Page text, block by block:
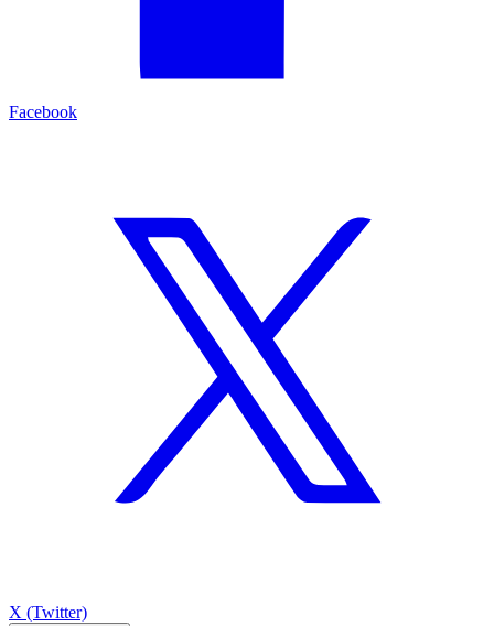
Facebook
X (Twitter)